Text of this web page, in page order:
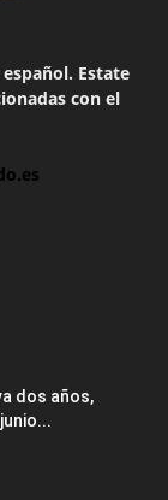
Estate
con el
dos años,